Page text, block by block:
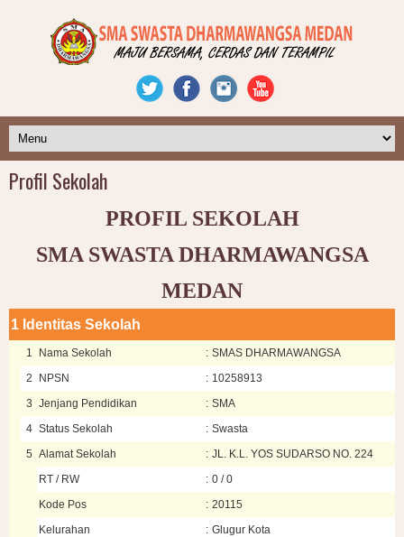
Profil Sekolah
PROFIL SEKOLAH
SMA SWASTA DHARMAWANGSA
MEDAN
1 Identitas Sekolah
1 Nama Sekolah : SMAS DHARMAWANGSA
2
NPSN : 10258913
3 Jenjang Pendidikan : SMA
4 Status Sekolah : Swasta
5 Alamat Sekolah : JL. K.L. YOS SUDARSO NO. 224
RT / RW
: 0 / 0
Kode Pos
: 20115
Kelurahan
: Glugur Kota